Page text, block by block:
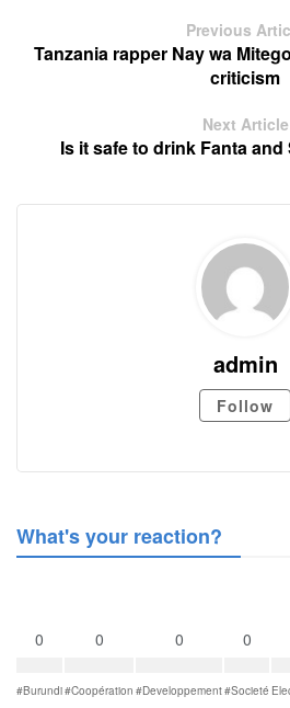
Previous
Tanzania rapper Nay wa
criticism
Next Article
Is it safe to drink Fanta
admin
Follow
What's your reaction?
0
#Burundi
0
#Coopération
0
#Developpement
0
#Societé